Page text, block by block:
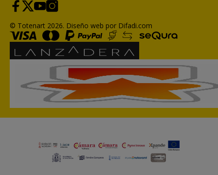
© Totenart 2026. Diseño web por Difadi.com